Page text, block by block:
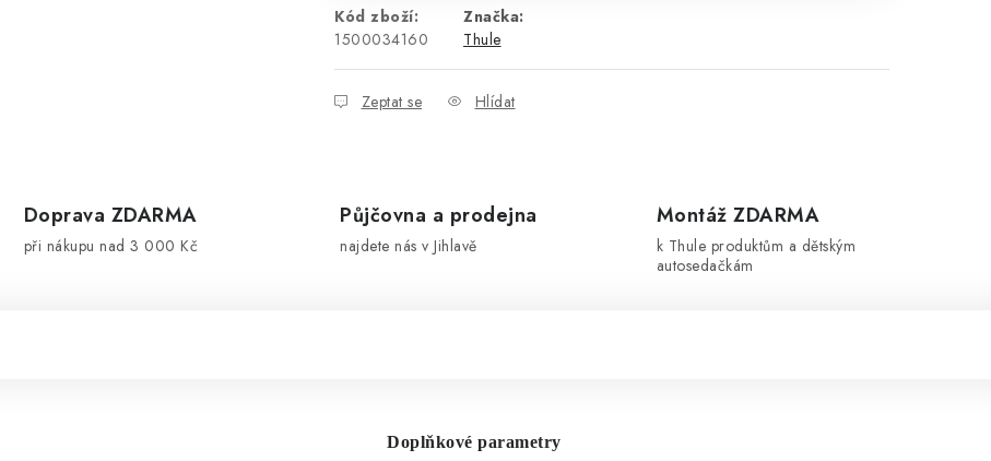
Kód zboží:
1500034160
Značka:
Thule
Zeptat se Hlídat
Doprava ZDARMA
při nákupu nad 3 000 Kč
Půjčovna a prodejna
najdete nás v Jihlavě
Montáž ZDARMA
k Thule produktům a dětským
autosedačkám
Doplňkové parametry